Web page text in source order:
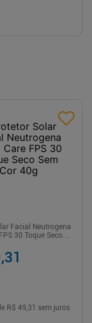
Facial Neutrogena
30 Toque Seco
R$ 49,31 sem juros